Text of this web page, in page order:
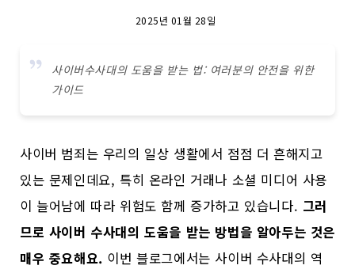
2025년 01월 28일
사이버수사대의 도움을 받는 법: 여러분의 안전을 위한
가이드
사이버 범죄는 우리의 일상 생활에서 점점 더 흔해지고
있는 문제인데요, 특히 온라인 거래나 소셜 미디어 사용
이 늘어남에 따라 위험도 함께 증가하고 있습니다. 그러
므로 사이버 수사대의 도움을 받는 방법을 알아두는 것은
매우 중요해요. 이번 블로그에서는 사이버 수사대의 역